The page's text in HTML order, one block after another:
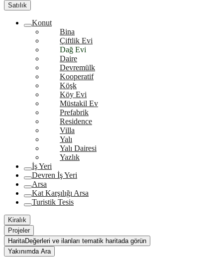
Satılık
Konut
Bina
Çiftlik Evi
Dağ Evi
Daire
Devremülk
Kooperatif
Köşk
Köy Evi
Müstakil Ev
Prefabrik
Residence
Villa
Yalı
Yalı Dairesi
Yazlık
İş Yeri
Devren İş Yeri
Arsa
Kat Karşılığı Arsa
Turistik Tesis
Kiralık
Projeler
HaritaDeğerleri ve ilanları tematik haritada görün
Yakınımda Ara